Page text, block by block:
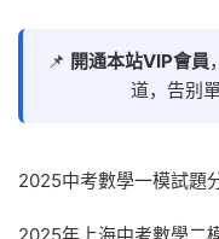
📌 開通本站VIP會員
道，告别
2025中考數學一模試題